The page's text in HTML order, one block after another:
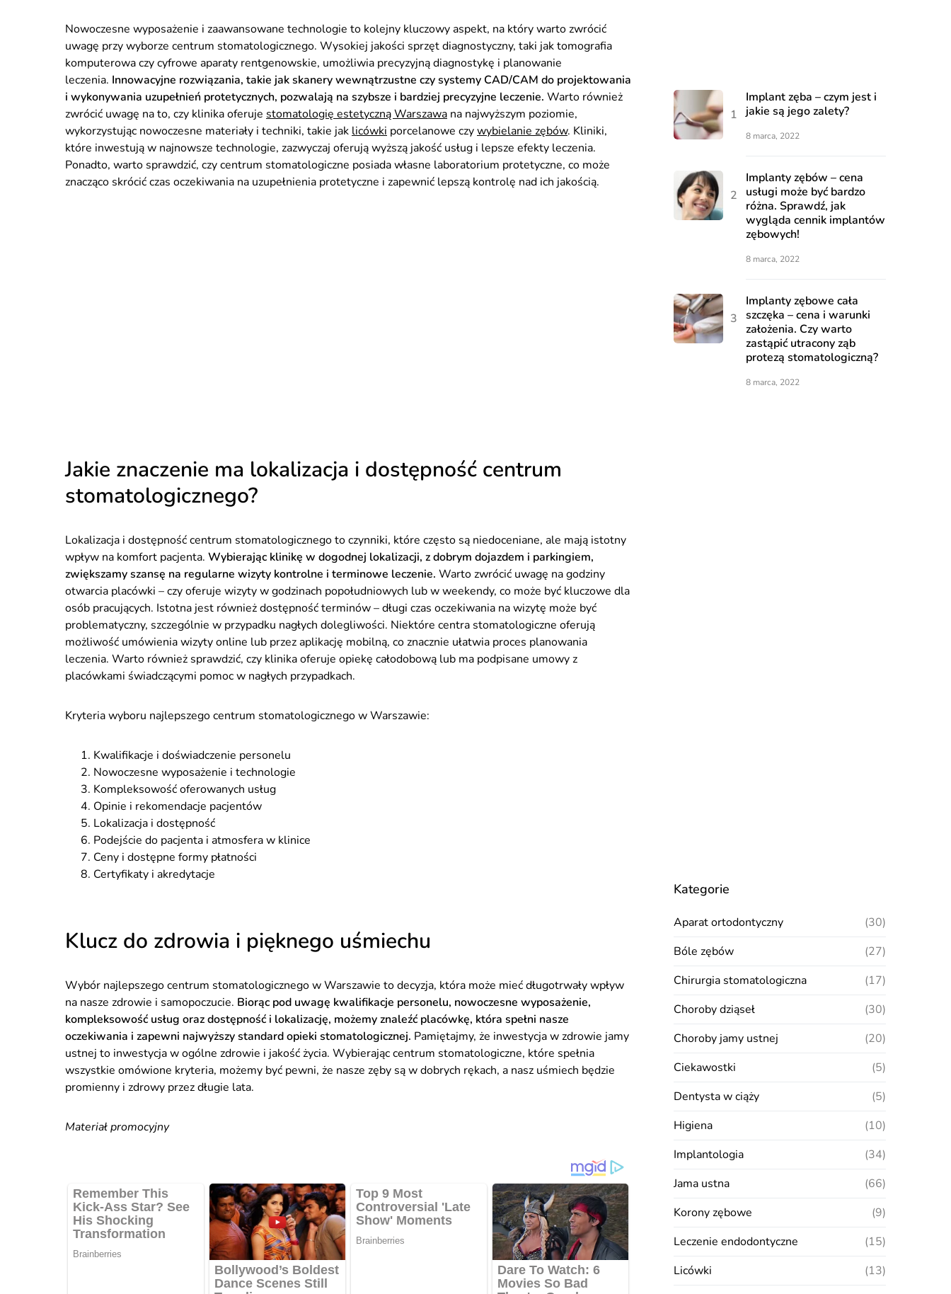
Nowoczesne wyposażenie i zaawansowane technologie to kolejny kluczowy aspekt, na który warto zwrócić
uwagę przy wyborze centrum stomatologicznego. Wysokiej jakości sprzęt diagnostyczny, taki jak tomografia
komputerowa czy cyfrowe aparaty rentgenowskie, umożliwia precyzyjną diagnostykę i planowanie
leczenia. Innowacyjne rozwiązania, takie jak skanery wewnątrzustne czy systemy CAD/CAM do projektowania
i wykonywania uzupełnień protetycznych, pozwalają na szybsze i bardziej precyzyjne leczenie. Warto również
zwrócić uwagę na to, czy klinika oferuje stomatologię estetyczną Warszawa na najwyższym poziomie,
wykorzystując nowoczesne materiały i techniki, takie jak licówki porcelanowe czywybielanie zębów. Kliniki,
które inwestują w najnowsze technologie, zazwyczaj oferują wyższą jakość usług i lepsze efekty leczenia.
Ponadto, warto sprawdzić, czy centrum stomatologiczne posiada własne laboratorium protetyczne, co może
znacząco skrócić czas oczekiwania na uzupełnienia protetyczne i zapewnić lepszą kontrolę nad ich jakością.
Jakie znaczenie ma lokalizacja i dostępność centrum
stomatologicznego?
Lokalizacja i dostępność centrum stomatologicznego to czynniki, które często są niedoceniane, ale mają istotny
wpływ na komfort pacjenta. Wybierając klinikę w dogodnej lokalizacji, z dobrym dojazdem i parkingiem,
zwiększamy szansę na regularne wizyty kontrolne i terminowe leczenie. Warto zwrócić uwagę na godziny
otwarcia placówki – czy oferuje wizyty w godzinach popołudniowych lub w weekendy, co może być kluczowe dla
osób pracujących. Istotna jest również dostępność terminów – długi czas oczekiwania na wizytę może być
problematyczny, szczególnie w przypadku nagłych dolegliwości. Niektóre centra stomatologiczne oferują
możliwość umówienia wizyty online lub przez aplikację mobilną, co znacznie ułatwia proces planowania
leczenia. Warto również sprawdzić, czy klinika oferuje opiekę całodobową lub ma podpisane umowy z
placówkami świadczącymi pomoc w nagłych przypadkach.
Kryteria wyboru najlepszego centrum stomatologicznego w Warszawie:
Kwalifikacje i doświadczenie personelu
Nowoczesne wyposażenie i technologie
Kompleksowość oferowanych usług
Opinie i rekomendacje pacjentów
Lokalizacja i dostępność
Podejście do pacjenta i atmosfera w klinice
Ceny i dostępne formy płatności
Certyfikaty i akredytacje
Klucz do zdrowia i pięknego uśmiechu
Wybór najlepszego centrum stomatologicznego w Warszawie to decyzja, która może mieć długotrwały wpływ
na nasze zdrowie i samopoczucie. Biorąc pod uwagę kwalifikacje personelu, nowoczesne wyposażenie,
kompleksowość usług oraz dostępność i lokalizację, możemy znaleźć placówkę, która spełni nasze
oczekiwania i zapewni najwyższy standard opieki stomatologicznej. Pamiętajmy, że inwestycja w zdrowie jamy
ustnej to inwestycja w ogólne zdrowie i jakość życia. Wybierając centrum stomatologiczne, które spełnia
wszystkie omówione kryteria, możemy być pewni, że nasze zęby są w dobrych rękach, a nasz uśmiech będzie
promienny i zdrowy przez długie lata.
Materiał promocyjny
Implant zęba – czym jest i
jakie są jego zalety?
8 marca, 2022
Implanty zębów – cena
usługi może być bardzo
różna. Sprawdź, jak
wygląda cennik implantów
zębowych!
8 marca, 2022
Implanty zębowe cała
szczęka – cena i warunki
założenia. Czy warto
zastąpić utracony ząb
protezą stomatologiczną?
8 marca, 2022
Kategorie
Aparat ortodontyczny
(30)
Bóle zębów
(27)
Chirurgia stomatologiczna
(17)
Choroby dziąseł
(30)
Choroby jamy ustnej
(20)
Ciekawostki
(5)
Dentysta w ciąży
(5)
Higiena
(10)
Implantologia
(34)
Jama ustna
(66)
Korony zębowe
(9)
Leczenie endodontyczne
(15)
Licówki
(13)